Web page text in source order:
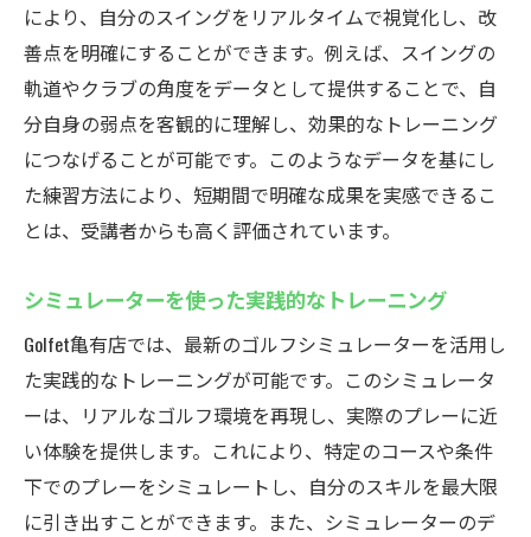
により、自分のスイングをリアルタイムで視覚化し、改
善点を明確にすることができます。例えば、スイングの
軌道やクラブの角度をデータとして提供することで、自
分自身の弱点を客観的に理解し、効果的なトレーニング
につなげることが可能です。このようなデータを基にし
た練習方法により、短期間で明確な成果を実感できるこ
とは、受講者からも高く評価されています。
シミュレーターを使った実践的なトレーニング
Golfet亀有店では、最新のゴルフシミュレーターを活用し
た実践的なトレーニングが可能です。このシミュレータ
ーは、リアルなゴルフ環境を再現し、実際のプレーに近
い体験を提供します。これにより、特定のコースや条件
下でのプレーをシミュレートし、自分のスキルを最大限
に引き出すことができます。また、シミュレーターのデ